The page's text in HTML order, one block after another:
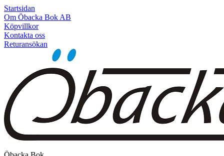
Startsidan
Om Öbacka Bok AB
Köpvillkor
Kontakta oss
Returansökan